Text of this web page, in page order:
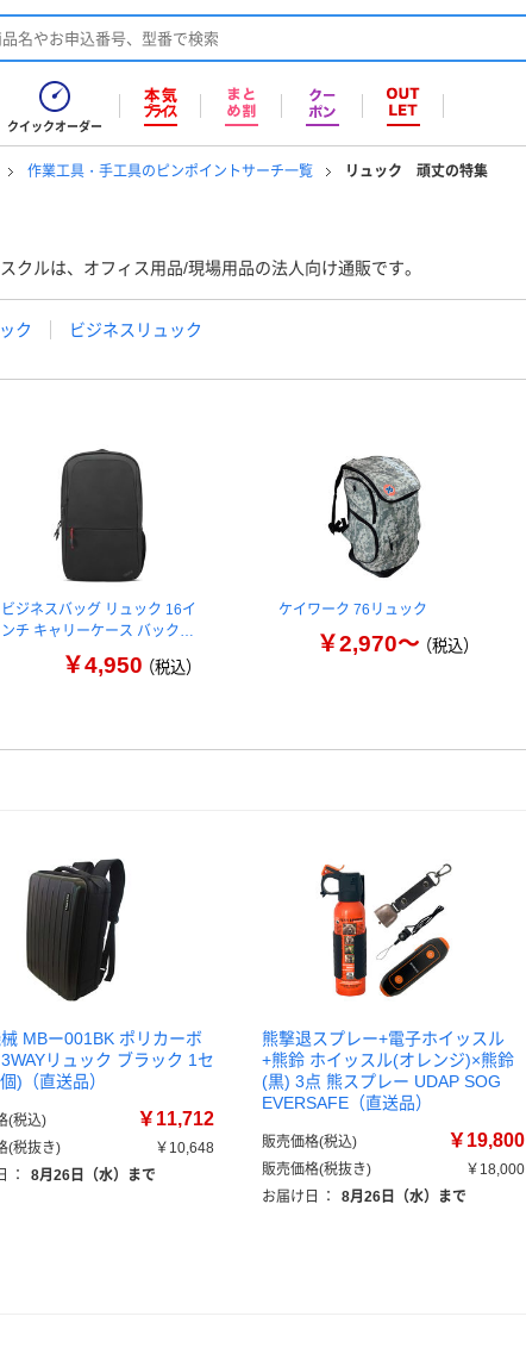
クイックオーダー
作業工具・手工具のピンポイントサーチ一覧 リュック 頑丈の特集
クルは、オフィス用品/現場用品の法人向け通販です。
ク ビジネスリュック
ビジネスバッグ リュック 16イ
ンチ キャリーケース バック…
￥4,950（税込）
ケイワーク 76リュック
￥2,970～（税込）
MBー001BK ポリカーボ
リュック ブラック 1セ
)（直送品）
(税込) ￥11,712
(税抜き)
￥10,648
： 8月26日（水）まで
熊撃退スプレー+電子ホイッスル
+熊鈴 ホイッスル(オレンジ)×熊鈴
(黒) 3点 熊スプレー UDAP SOG
EVERSAFE（直送品）
販売価格(税込) ￥19,800
販売価格(税抜き)
￥18,000
お届け日
： 8月26日（水）まで